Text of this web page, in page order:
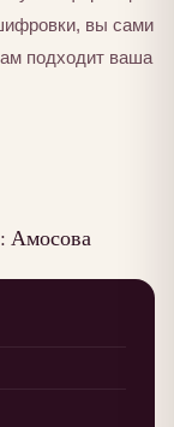
вы сами
подходит ваша
Амосова